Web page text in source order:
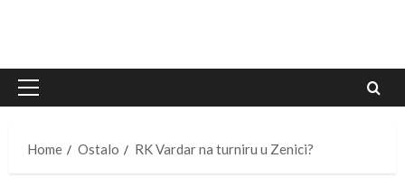
Primary
Home
Ostalo RK Vardar na turniru u Zenici?